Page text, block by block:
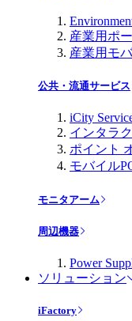
産業用ポ
産業用モ
公共・流通サービス
iCity
インタラ
ポイント
モバイル
モニタアーム
周辺機器
Power
ソリューション
iFactory